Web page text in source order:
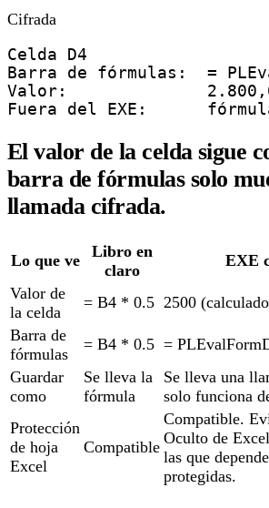
Cifrada
Celda D4
Barra de fórmulas:  =
Valor:
Fuera del EXE:
El valor de la celda sigue
barra de fórmulas solo
llamada cifrada.
Lo que ve
Libro en
claro
EXE
Valor de
la celda
= B4 * 0.5 2500
Barra de
fórmulas
= B4 * 0.5 =
Guardar
como
Se lleva la
fórmula
Se lleva una
solo funciona
Protección
de hoja
Excel
Compatible
Compatible.
Oculto de
las que
protegidas.